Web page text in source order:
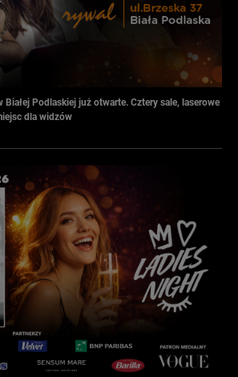
Białej Podlaskiej już otwarte. Cztery sale, laserowe
dla widzów